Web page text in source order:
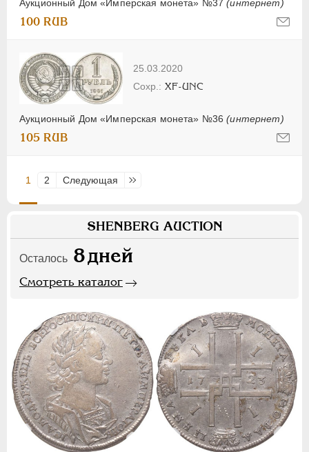
Аукционный Дом «Имперская монета» №37(интернет)
100 RUB
25.03.2020
Аукционный Дом «Имперская монета» №36(интернет)
XF-UNC
105 RUB
1 2 Следующая Последняя
SHENBERG AUCTION
Осталось 8дней
Смотреть каталог